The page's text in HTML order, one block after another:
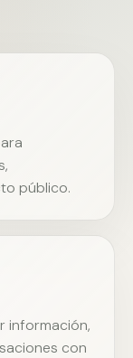
público.
información,
con